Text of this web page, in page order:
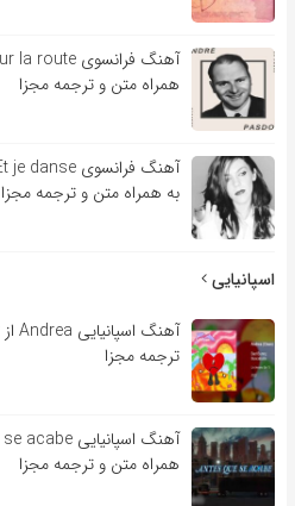
همراه متن و ترجمه مجزا
به همراه متن و ترجمه مجزا
اسپانیایی
ترجمه مجزا
همراه متن و ترجمه مجزا